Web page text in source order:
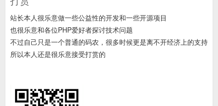
站长本人很乐意做一些公益性的开发和一些开源项目
也很乐意和各位PHP爱好者探讨技术问题
不过自己只是一个普通的码农，很多时候更是离不开经济上的支持
所以本人还是很乐意接受打赏的